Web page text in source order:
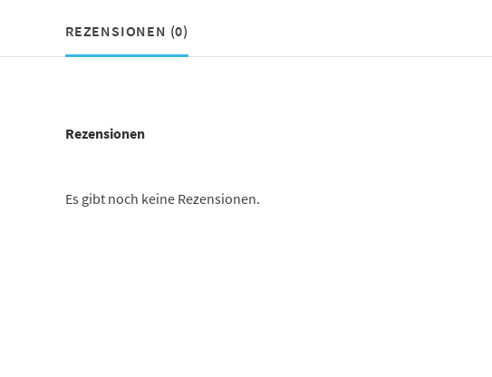
REZENSIONEN (0)
Rezensionen
Es gibt noch keine Rezensionen.